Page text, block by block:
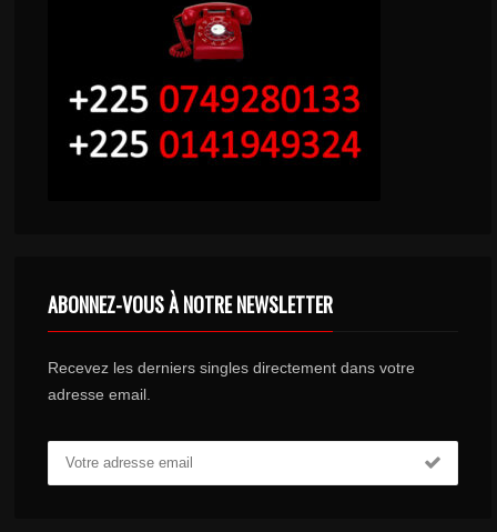
ABONNEZ-VOUS À NOTRE NEWSLETTER
Recevez les derniers singles directement dans votre
adresse email.